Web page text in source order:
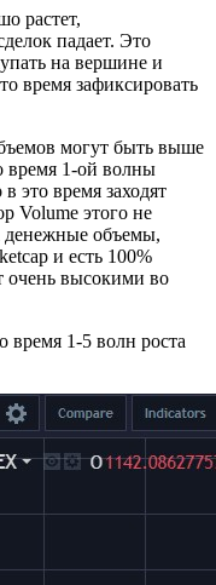
растет,
падает. Это
на вершине и
время зафиксировать
могут быть выше
время 1-ой волны
это время заходят
Volume этого не
денежные объемы,
и есть 100%
очень высокими во
время 1-5 волн роста